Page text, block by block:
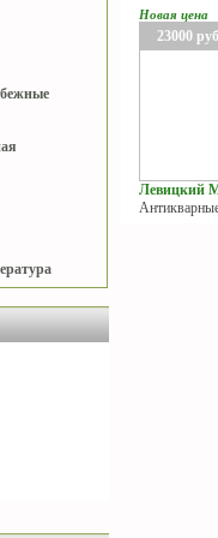
Новая цена
23000
Левицкий